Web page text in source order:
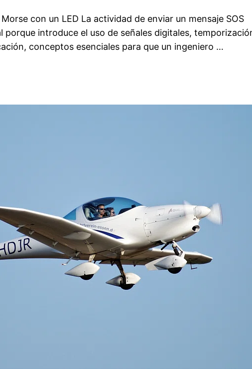
con un LED La actividad de enviar un mensaje SOS
porque introduce el uso de señales digitales,
conceptos esenciales para que un ingeniero …